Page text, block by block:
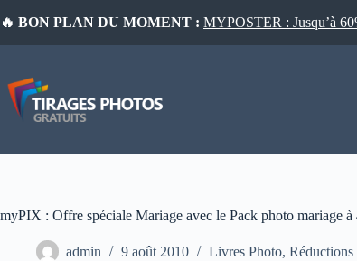
au
🔥 BON PLAN DU MOMENT : MYPOSTER : Jusqu’à
myPIX : Offre spéciale Mariage avec le Pack photo mariage à
admin 9 août 2010 Livres Photo, Réductions